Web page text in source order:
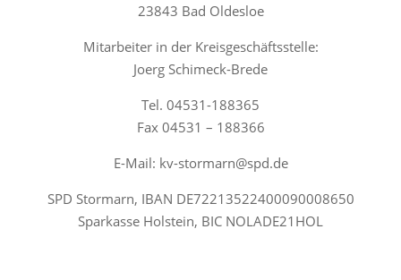
23843 Bad Oldesloe
Mitarbeiter in der Kreisgeschäftsstelle:
Joerg Schimeck-Brede
Tel. 04531-188365
Fax 04531 – 188366
E-Mail: kv-stormarn@spd.de
SPD Stormarn, IBAN DE72213522400090008650
Sparkasse Holstein, BIC NOLADE21HOL